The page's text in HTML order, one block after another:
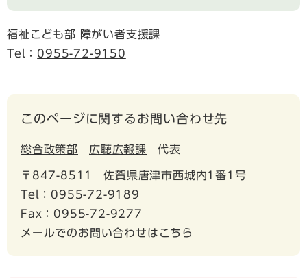
福祉こども部 障がい者支援課
Tel： 0955-72-9150
このページに関するお問い合わせ先
総合政策部 広聴広報課 代表
〒847-8511
佐賀県唐津市西城内1番1号
Tel：0955-72-9189
Fax：0955-72-9277
メールでのお問い合わせはこちら